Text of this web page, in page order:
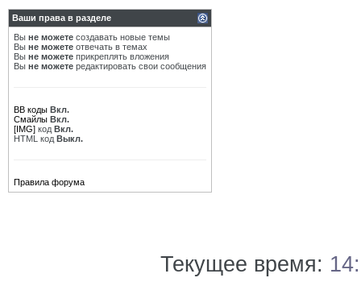
Ваши права в разделе
Вы не можете создавать новые темы
Вы не можете отвечать в темах
Вы не можете прикреплять вложения
Вы не можете редактировать свои сообщения
BB коды Вкл.
Смайлы Вкл.
[IMG] код Вкл.
HTML код Выкл.
Правила форума
Текущее время: